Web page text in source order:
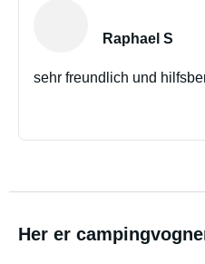
Raphael S
sehr freundlich und
Her er